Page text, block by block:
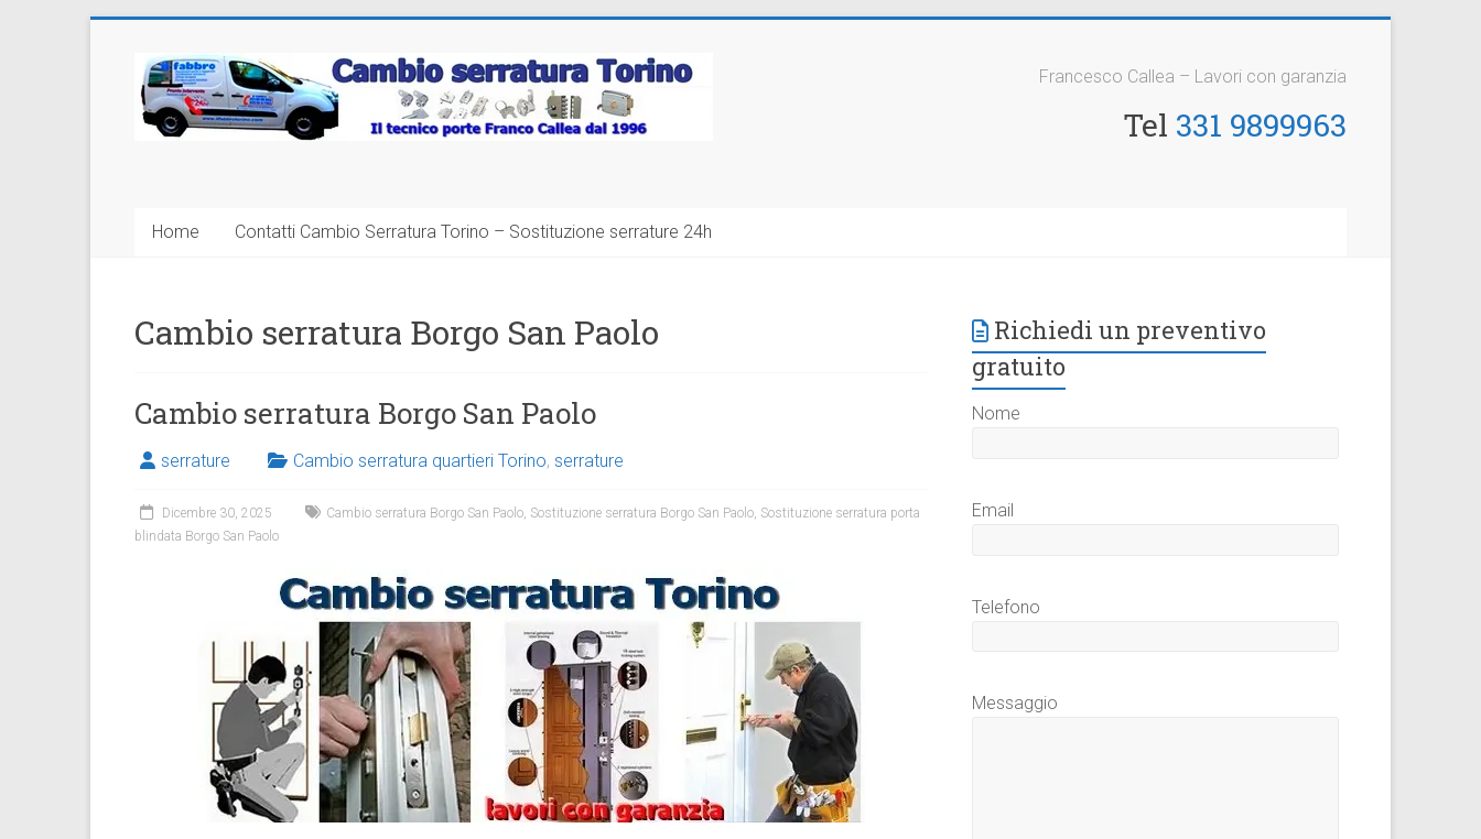
contenutoCambio
Serratura
Francesco Callea – Lavori con garanzia
Tel 331 9899963
Home Contatti Cambio Serratura Torino – Sostituzione serrature 24h
Cambio serratura Borgo San Paolo
Cambio serratura Borgo San Paolo
serrature Cambio serratura quartieri Torino, serrature
Dicembre 30, 2025 Cambio serratura Borgo San Paolo, Sostituzione serratura Borgo San Paolo, Sostituzione serratura porta
blindata Borgo San Paolo
Richiedi un preventivo
gratuito
Nome
Email
Telefono
Messaggio